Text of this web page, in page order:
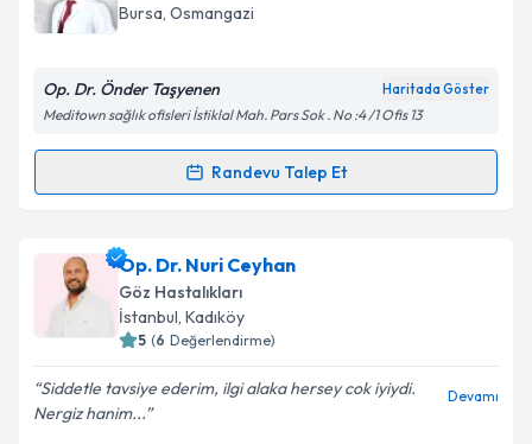
Bursa, Osmangazi
Op. Dr. Önder Taşyenen Haritada Göster
Meditown sağlık ofisleri İstiklal Mah. Pars Sok . No :4 /1 Ofis 13
Randevu Talep Et
Randevu Takvimi Talebi
Op. Dr. Önder Taşyeneniçin randevu takvimi talebi
oluşturun. Size bu uzmandan randevu almanız için bir
takvim hazırlandığında e-posta ile bilgilendireceğiz.
Op. Dr. Nuri Ceyhan
Göz Hastalıkları
İstanbul, Kadıköy
5 (6 Değerlendirme)
Siddetle tavsiye ederim, ilgi alaka hersey cok iyiydi.
Nergiz hanim...
Devamı